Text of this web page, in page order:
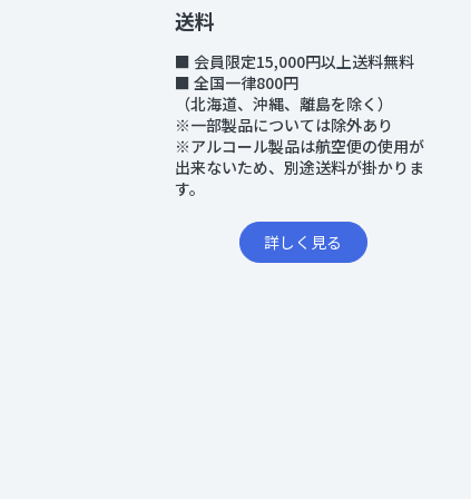
送料
■ 会員限定15,000円以上送料無料
■ 全国一律800円
（北海道、沖縄、離島を除く）
※一部製品については除外あり
※アルコール製品は航空便の使用が
出来ないため、別途送料が掛かりま
す。
詳しく見る